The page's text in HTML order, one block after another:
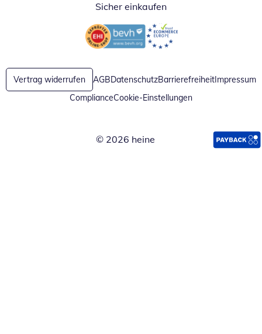
Sicher einkaufen
Öffnet in neuem FensterÖffnet in neuem Fenster
Vertrag widerrufen AGBDatenschutzBarrierefreiheitImpressum
ComplianceCookie-Einstellungen
© 2026 heine